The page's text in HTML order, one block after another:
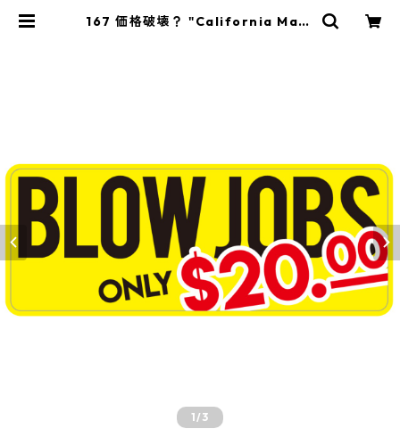
167 価格破壊？ "California Mark
1/3